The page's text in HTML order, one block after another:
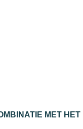
MET HET